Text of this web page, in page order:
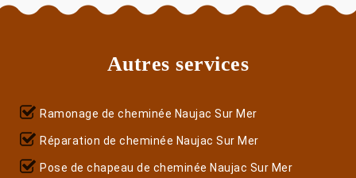
Autres services
Ramonage de cheminée Naujac Sur Mer
Réparation de cheminée Naujac Sur Mer
Pose de chapeau de cheminée Naujac Sur Mer